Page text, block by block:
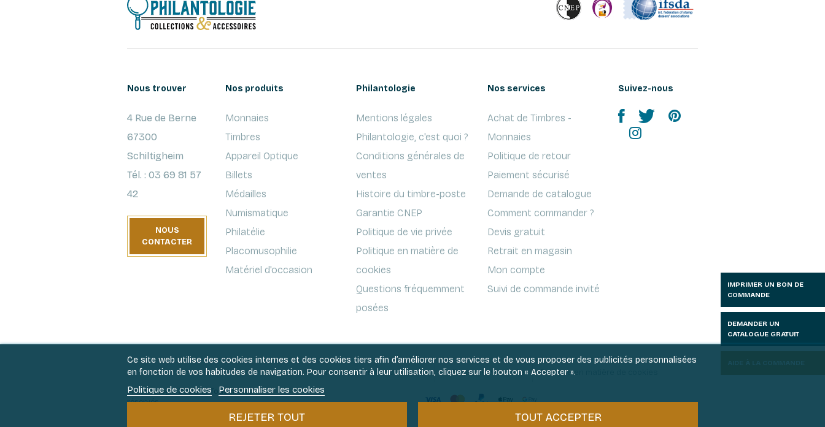
Nous trouver
4 Rue de Berne
67300
Schiltigheim
Tél. : 03 69 81 57
42
NOUS
CONTACTER
Nos produits
Monnaies
Timbres
Appareil Optique
Billets
Médailles
Numismatique
Philatélie
Placomusophilie
Matériel d'occasion
Philantologie
Mentions légales
Philantologie, c'est quoi ?
Conditions générales de
ventes
Histoire du timbre-poste
Garantie CNEP
Politique de vie privée
Politique en matière de
cookies
Questions fréquemment
posées
Nos services
Achat de Timbres -
Monnaies
Politique de retour
Paiement sécurisé
Demande de catalogue
Comment commander ?
Devis gratuit
Retrait en magasin
Mon compte
Suivi de commande invité
Suivez-nous
Ce site web utilise des cookies internes et des cookies tiers afin d’améliorer nos services et de vous proposer des publicités personnalisées
en fonction de vos habitudes de navigation. Pour consentir à leur utilisation, cliquez sur le bouton « Accepter ».
Politique de cookies Personnaliser les cookies
REJETER TOUT TOUT ACCEPTER
Philantologie 2026 © Tous droits
réservés.
Conditions générales de ventes Politique de vie privée Politique en matière de cookies
Paiement en 3x et 4x sans frais
IMPRIMER UN BON DE
COMMANDE
DEMANDER UN
CATALOGUE GRATUIT